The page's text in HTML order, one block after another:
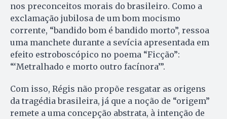
nos preconceitos morais do brasileiro. Como a
exclamação jubilosa de um bom mocismo
corrente, “bandido bom é bandido morto”, ressoa
uma manchete durante a sevícia apresentada em
efeito estroboscópico no poema “Ficção”:
“‘Metralhado e morto outro facínora’”.
Com isso, Régis não propõe resgatar as origens
da tragédia brasileira, já que a noção de “origem”
remete a uma concepção abstrata, à intenção de